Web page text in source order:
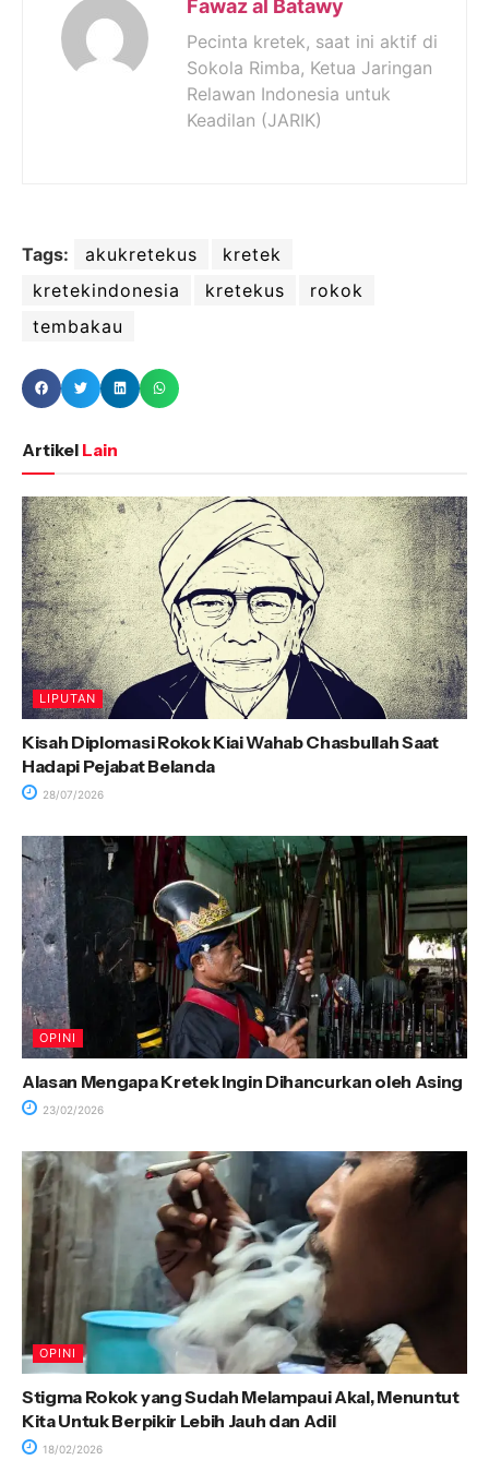
Fawaz al Batawy
Pecinta kretek, saat ini aktif di
Sokola Rimba, Ketua Jaringan
Relawan Indonesia untuk
Keadilan (JARIK)
Tags: akukretekus
kretek
kretekindonesia
kretekus
rokok
tembakau
Artikel Lain
LIPUTAN
Kisah Diplomasi Rokok Kiai Wahab Chasbullah Saat
Hadapi Pejabat Belanda
28/07/2026
OPINI
Alasan Mengapa Kretek Ingin Dihancurkan oleh Asing
23/02/2026
OPINI
Stigma Rokok yang Sudah Melampaui Akal, Menuntut
Kita Untuk Berpikir Lebih Jauh dan Adil
18/02/2026